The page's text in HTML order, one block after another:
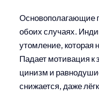
Основополагающие
обоих случаях.
утомление, которая
Падает мотивация
цинизм и
снижается, даже